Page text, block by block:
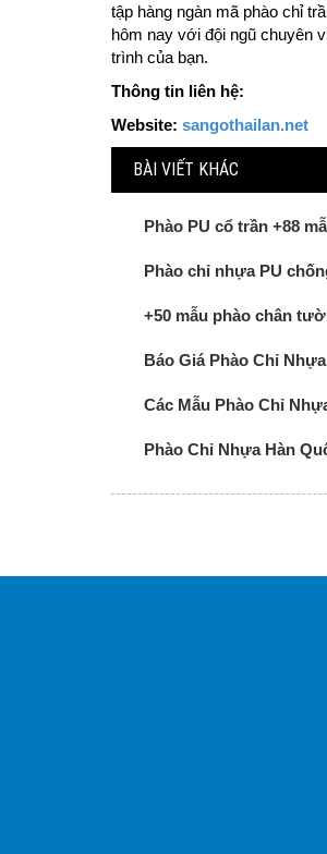
tập hàng ngàn mã phào chỉ
hôm nay với đội ngũ chuyên
trình của bạn.
Thông tin liên hệ:
Website: sangothailan.net
BÀI VIẾT KHÁC
Phào PU cổ trần +88
Phào chỉ nhựa PU
+50 mẫu phào chân
Báo Giá Phào Chỉ
Các Mẫu Phào Chỉ
Phào Chỉ Nhựa Hàn